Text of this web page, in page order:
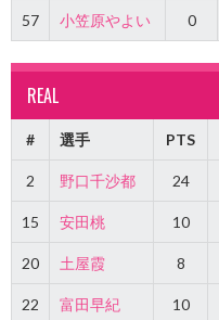
57 小笠原やよい 0
REAL
# 選手 PTS
2 野口千沙都 24
15 安田桃 10
20 土屋霞 8
22 富田早紀 10